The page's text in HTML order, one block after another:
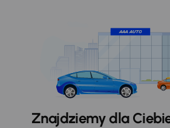
Znajdziemy dla